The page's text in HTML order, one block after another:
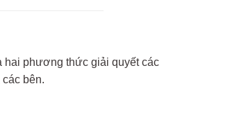
hai phương thức giải quyết các
bên.